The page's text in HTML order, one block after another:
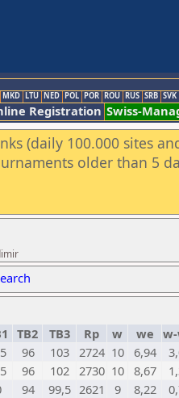
MKD LTU NED POL POR ROU RUS SRB SVK
Registration Swiss-
(daily 100.000 sites
older than 5
TB2 TB3 Rp w we
96 103 2724 10 6,94
96 102 2730 10 8,67
94 99,5 2621 9 8,22